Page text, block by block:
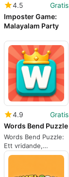
4.5
Gratis
Imposter Game:
Malayalam Party
4.9
Gratis
Words Bend Puzzle
Words Bend Puzzle:
Ett vridande,
hastighetsfokuserat